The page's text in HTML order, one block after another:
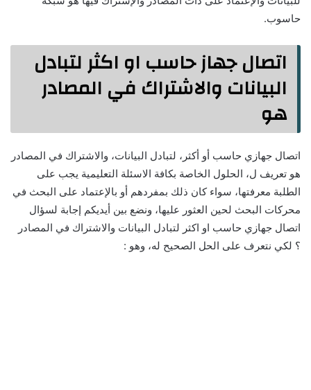
حاسوب.
اتصال جهاز حاسب او اكثر لتبادل
البيانات والاشتراك في المصادر
هو
اتصال جهازي حاسب أو أكثر، لتبادل البيانات، والاشتراك في المصادر
هو تعريف ل، الحلول الخاصة بكافة الاسئلة التعليمية يجب على
الطلبة معرفتها، سواء كان ذلك بمفردهم أو بالإعتماد على البحث في
محركات البحث لحين العثور عليها، ونضع بين أيديكم إجابة لسؤال
اتصال جهازي حاسب او اكثر لتبادل البيانات والاشتراك في المصادر
؟ لكي نتعرف على الحل الصحيح له، وهو :